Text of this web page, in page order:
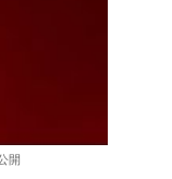
開